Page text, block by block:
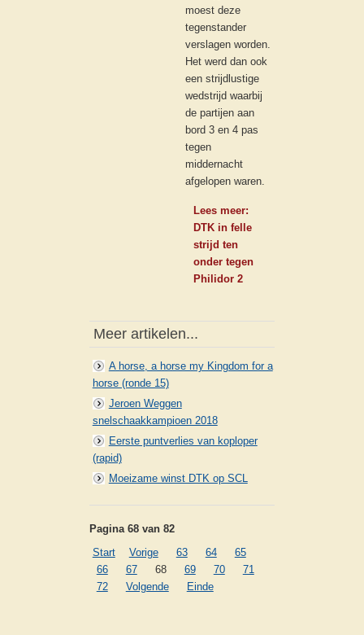
moest deze
tegenstander
verslagen worden.
Het werd dan ook
een strijdlustige
wedstrijd waarbij
de partijen aan
bord 3 en 4 pas
tegen
middernacht
afgelopen waren.
Lees meer:
DTK in felle
strijd ten
onder tegen
Philidor 2
Meer artikelen...
A horse, a horse my Kingdom for a
horse (ronde 15)
Jeroen Weggen
snelschaakkampioen 2018
Eerste puntverlies van koploper
(rapid)
Moeizame winst DTK op SCL
Pagina 68 van 82
Start
Vorige 63 64
65
66
67 68 69 70
71
72
Volgende Einde